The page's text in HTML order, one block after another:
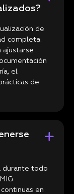
de
completa.
ajustarse
el
de
durante todo
en